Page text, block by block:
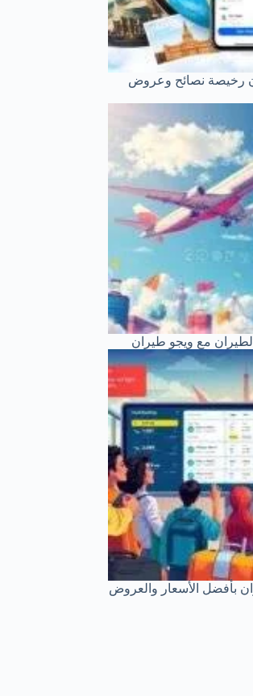
رخيصة نصائح وعروض
مع ويجو طيران
بأفضل الأسعار والعروض